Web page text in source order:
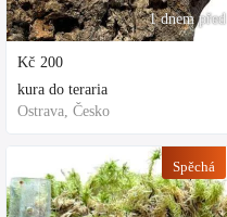
1 dnem před
Kč 200
kura do teraria
Ostrava, Česko
Spěchá